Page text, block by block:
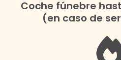
Coche fúnebre
(en caso de